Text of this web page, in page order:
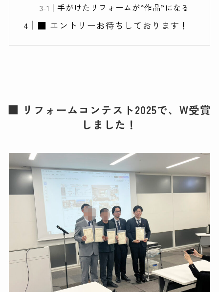
手がけたリフォームが“作品”になる
■ エントリーお待ちしております！
■ リフォームコンテスト2025で、W受賞
しました！